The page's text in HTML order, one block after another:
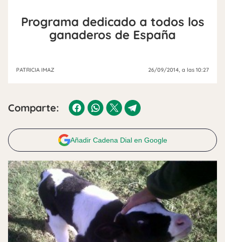
Programa dedicado a todos los
ganaderos de España
PATRICIA IMAZ 26/09/2014 , a las 10:27
Comparte:
Añadir Cadena Dial en Google